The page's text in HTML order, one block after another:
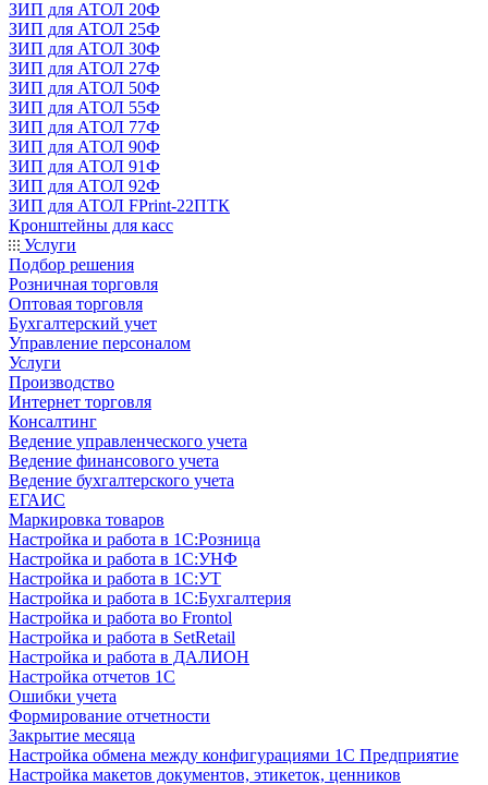
ЗИП для АТОЛ 20Ф
ЗИП для АТОЛ 25Ф
ЗИП для АТОЛ 30Ф
ЗИП для АТОЛ 27Ф
ЗИП для АТОЛ 50Ф
ЗИП для АТОЛ 55Ф
ЗИП для АТОЛ 77Ф
ЗИП для АТОЛ 90Ф
ЗИП для АТОЛ 91Ф
ЗИП для АТОЛ 92Ф
ЗИП для АТОЛ FPrint-22ПТК
Кронштейны для касс
Услуги
Подбор решения
Розничная торговля
Оптовая торговля
Бухгалтерский учет
Управление персоналом
Услуги
Производство
Интернет торговля
Консалтинг
Ведение управленческого учета
Ведение финансового учета
Ведение бухгалтерского учета
ЕГАИС
Маркировка товаров
Настройка и работа в 1С:Розница
Настройка и работа в 1С:УНФ
Настройка и работа в 1С:УТ
Настройка и работа в 1С:Бухгалтерия
Настройка и работа во Frontol
Настройка и работа в SetRetail
Настройка и работа в ДАЛИОН
Настройка отчетов 1С
Ошибки учета
Формирование отчетности
Закрытие месяца
Настройка обмена между конфигурациями 1С Предприятие
Настройка макетов документов, этикеток, ценников